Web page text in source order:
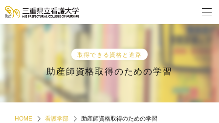
取得できる資格と進路
助産師資格取得のための学習
HOME 看護学部 助産師資格取得のための学習